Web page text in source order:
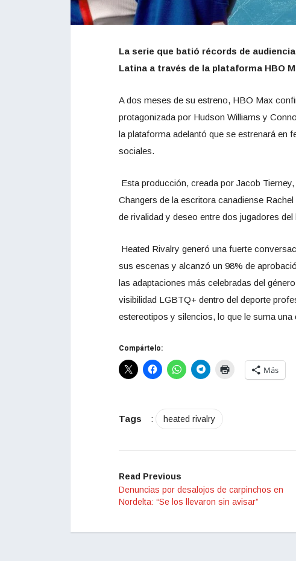
La serie que batió récords de
Latina a través de la plataforma HBO
A dos meses de su estreno, HBO Max
protagonizada por Hudson Williams y
la plataforma adelantó que se estrenará en
sociales.
Esta producción, creada por Jacob
Changers de la escritora canadiense
de rivalidad y deseo entre dos jugadores
Heated Rivalry generó una fuerte
sus escenas y alcanzó un 98% de
las adaptaciones más celebradas del
visibilidad LGBTQ+ dentro del deporte
estereotipos y silencios, lo que le suma una
Compártelo:
Más
Tags : heated rivalry
Read Previous
Denuncias por desalojos de carpinchos en
Nordelta: “Se los llevaron sin avisar”